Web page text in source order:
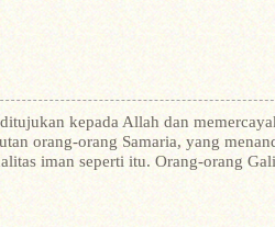
kepada Allah dan
orang-orang Samaria, yang
iman seperti itu. Orang-orang